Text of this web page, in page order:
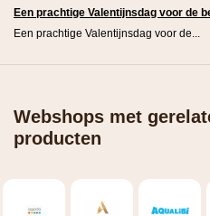
Een prachtige Valentijnsdag voor de
Een prachtige Valentijnsdag voor de...
Webshops met
producten